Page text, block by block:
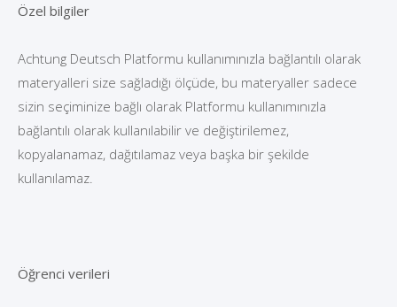
Özel bilgiler
Achtung Deutsch Platformu kullanımınızla bağlantılı olarak
materyalleri size sağladığı ölçüde, bu materyaller sadece
sizin seçiminize bağlı olarak Platformu kullanımınızla
bağlantılı olarak kullanılabilir ve değiştirilemez,
kopyalanamaz, dağıtılamaz veya başka bir şekilde
kullanılamaz.
Öğrenci verileri